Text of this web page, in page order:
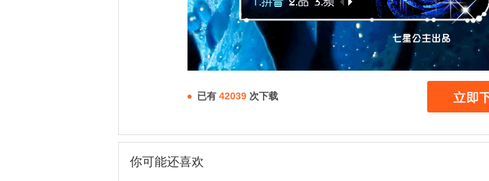
已有 42039 次下载
你可能还喜欢